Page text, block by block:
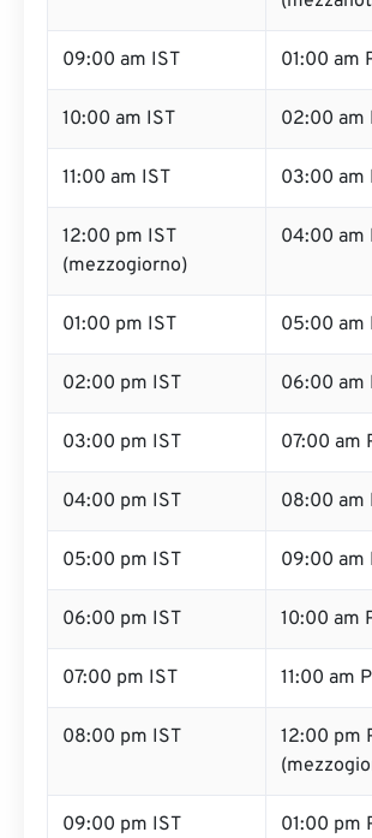
09:00 am IST 01:00 am
10:00 am IST 02:00 am
11:00 am IST 03:00 am
12:00 pm IST
(mezzogiorno)
04:00 am
01:00 pm IST 05:00 am
02:00 pm IST 06:00 am
03:00 pm IST 07:00 am
04:00 pm IST 08:00 am
05:00 pm IST 09:00 am
06:00 pm IST 10:00 am
07:00 pm IST 11:00 am
08:00 pm IST
12:00 pm
09:00 pm IST 01:00 pm